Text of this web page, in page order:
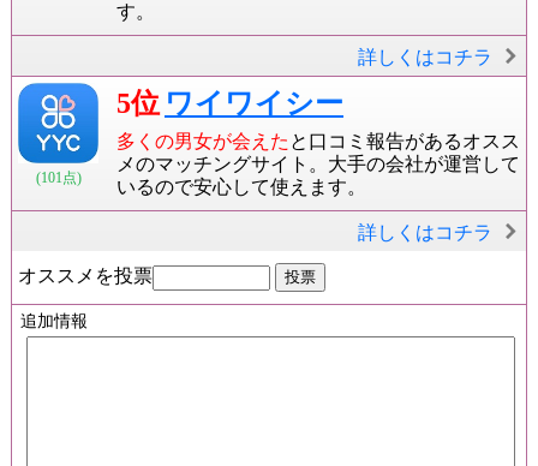
す。
詳しくはコチラ
(101点)
5位 ワイワイシー
多くの男女が会えた と口コミ報告があるオスス
メのマッチングサイト。大手の会社が運営して
いるので安心して使えます。
詳しくはコチラ
オススメを投票
追加情報